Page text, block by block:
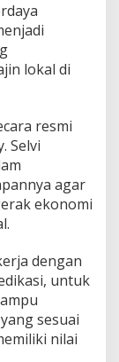
lokal di
resmi
Selvi
agar
ekonomi
dengan
untuk
sesuai
nilai